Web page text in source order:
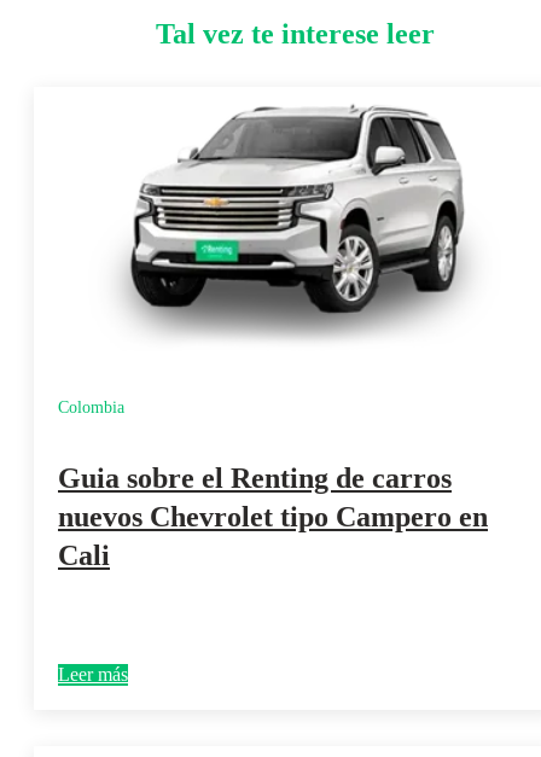
Tal vez te interese leer
Colombia
Guia sobre el Renting de carros
nuevos Chevrolet tipo Campero en
Cali
Leer más